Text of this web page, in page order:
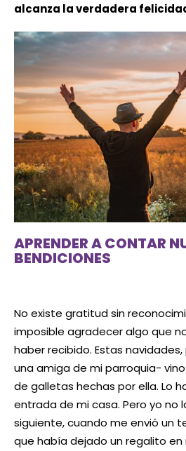
alcanza la verdadera
APRENDER A CONTAR
BENDICIONES
No existe gratitud sin
imposible agradecer algo que
haber recibido. Estas
una amiga de mi parroquia-
de galletas hechas por ella. Lo
entrada de mi casa. Pero yo no
siguiente, cuando me envió un
que había dejado un regalito en